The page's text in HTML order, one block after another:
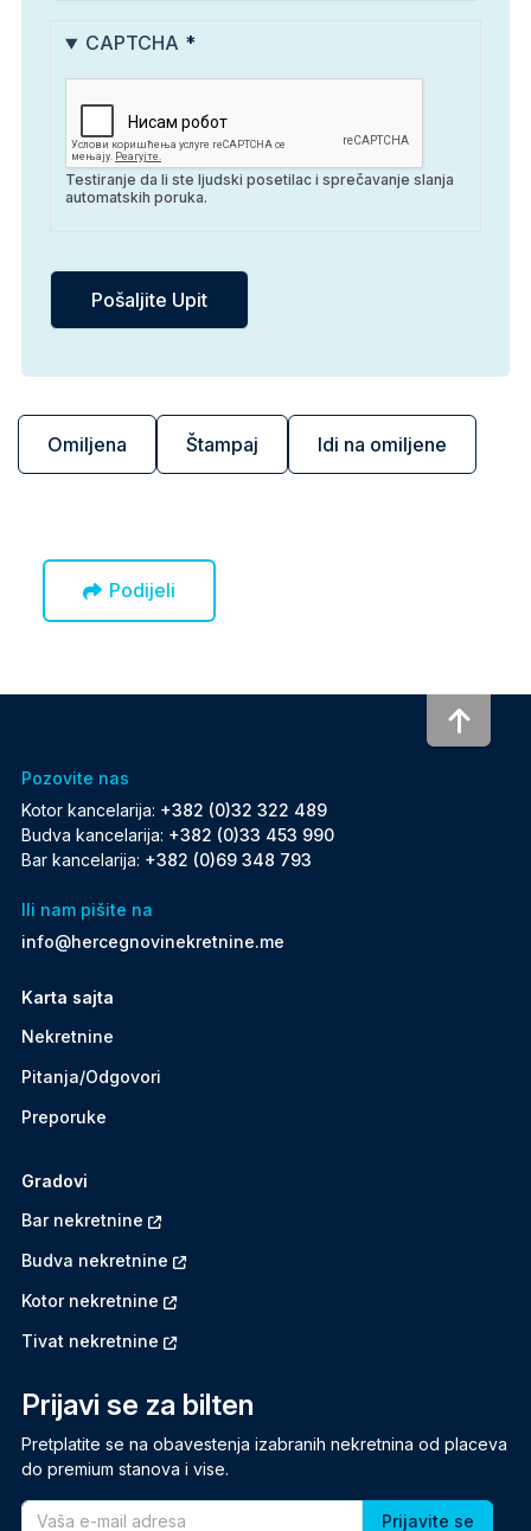
Omiljena Štampaj Idi na omiljene
CAPTCHA
Testiranje da li ste ljudski posetilac i sprečavanje slanja
automatskih poruka.
Podijeli
Pozovite nas
Kotor kancelarija: +382 (0)32 322 489
Budva kancelarija: +382 (0)33 453 990
Bar kancelarija: +382 (0)69 348 793
Ili nam pišite na
info@hercegnovinekretnine.me
Karta sajta
Nekretnine
Pitanja/Odgovori
Preporuke
Gradovi
Bar nekretnine
Budva nekretnine
Kotor nekretnine
Tivat nekretnine
Prijavi se za bilten
Pretplatite se na obavestenja izabranih nekretnina od placeva
do premium stanova i vise.
Email
To